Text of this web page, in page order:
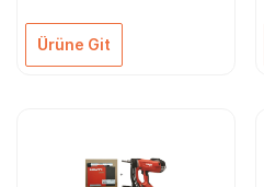
Ürüne Git